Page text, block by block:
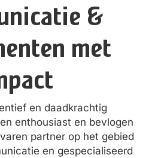
&
met
en daadkrachtig
enthousiast en bevlogen
partner op het gebied
en gespecialiseerd